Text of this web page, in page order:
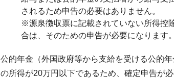
されるため申告の必要はありません。
※源泉徴収票に記載されていない所得控
合は、そのための申告が必要になります。
公的年金（外国政府等から支給を受ける公的
の所得が20万円以下であるため、確定申告が